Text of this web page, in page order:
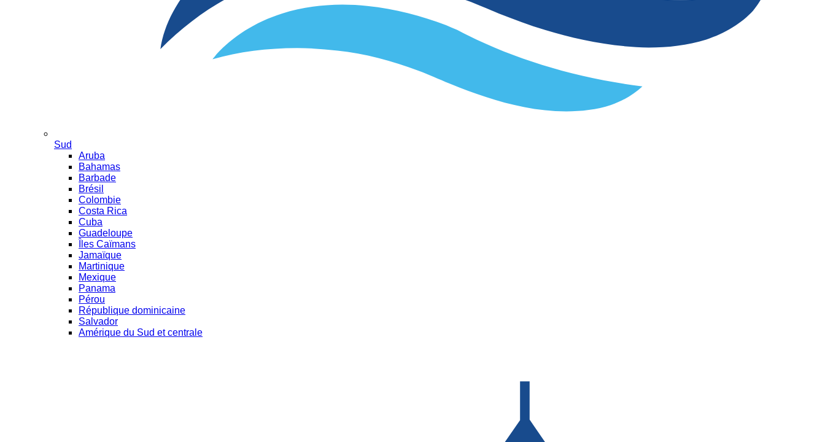
Sud
Aruba
Bahamas
Barbade
Brésil
Colombie
Costa Rica
Cuba
Guadeloupe
Îles Caïmans
Jamaïque
Martinique
Mexique
Panama
Pérou
République dominicaine
Salvador
Amérique du Sud et centrale